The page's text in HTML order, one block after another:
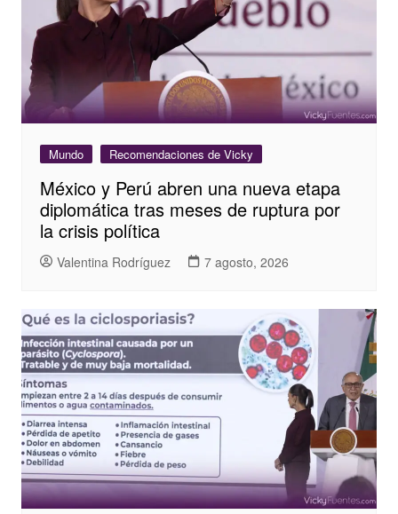
Mundo Recomendaciones de Vicky
México y Perú abren una nueva etapa
diplomática tras meses de ruptura por
la crisis política
Valentina Rodríguez 7 agosto, 2026